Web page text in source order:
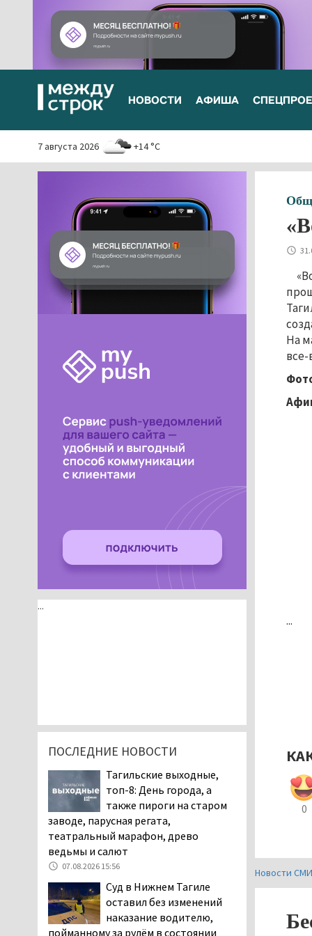
НОВОСТИ АФИША
7 августа 2026 +14 °C
На
все-
...
0
Новости
...
ПОСЛЕДНИЕ НОВОСТИ
Тагильские выходные,
топ-8: День города, а
также пироги на старом
заводе, парусная регата,
театральный марафон, древо
ведьмы и салют
07.08.2026 15:56
Суд в Нижнем Тагиле
оставил без изменений
наказание водителю,
пойманному за рулём в состоянии